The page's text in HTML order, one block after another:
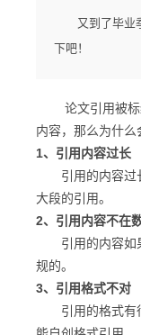
又到了毕业
下吧！
论文引用被标红
内容，那么为什么
1、引用内容过长
引用的内容过长
大段的引用。
2、引用内容不在
引用的内容如果
规的。
3、引用格式不对
引用的格式有很